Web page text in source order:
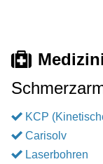
KCP
Carisolv
Laserbohren